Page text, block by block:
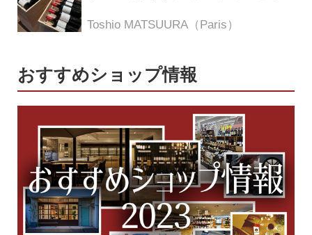
Toshio MATSUURA（Paris）
おすすめショップ情報